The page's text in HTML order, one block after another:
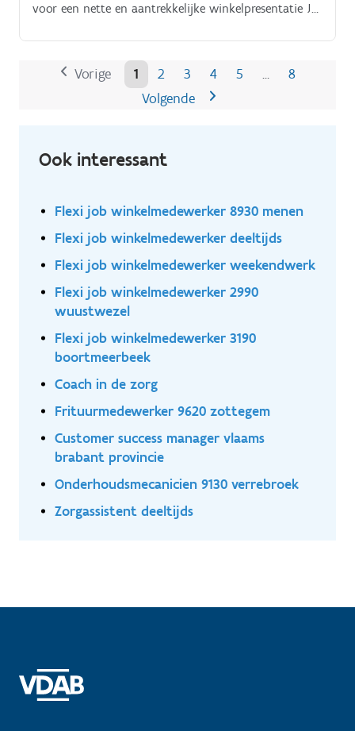
voor een nette en aantrekkelijke winkelpresentatie Je
Je draagt bij aan orde en netheid in de winkel Je
springt bij waar nodig en werkt nauw samen met je
Vorige 1 2 3 4 5
8
Volgende
Ook interessant
Flexi job winkelmedewerker 8930 menen
Flexi job winkelmedewerker deeltijds
Flexi job winkelmedewerker weekendwerk
Flexi job winkelmedewerker 2990
wuustwezel
Flexi job winkelmedewerker 3190
boortmeerbeek
Coach in de zorg
Frituurmedewerker 9620 zottegem
Customer success manager vlaams
brabant provincie
Onderhoudsmecanicien 9130 verrebroek
Zorgassistent deeltijds